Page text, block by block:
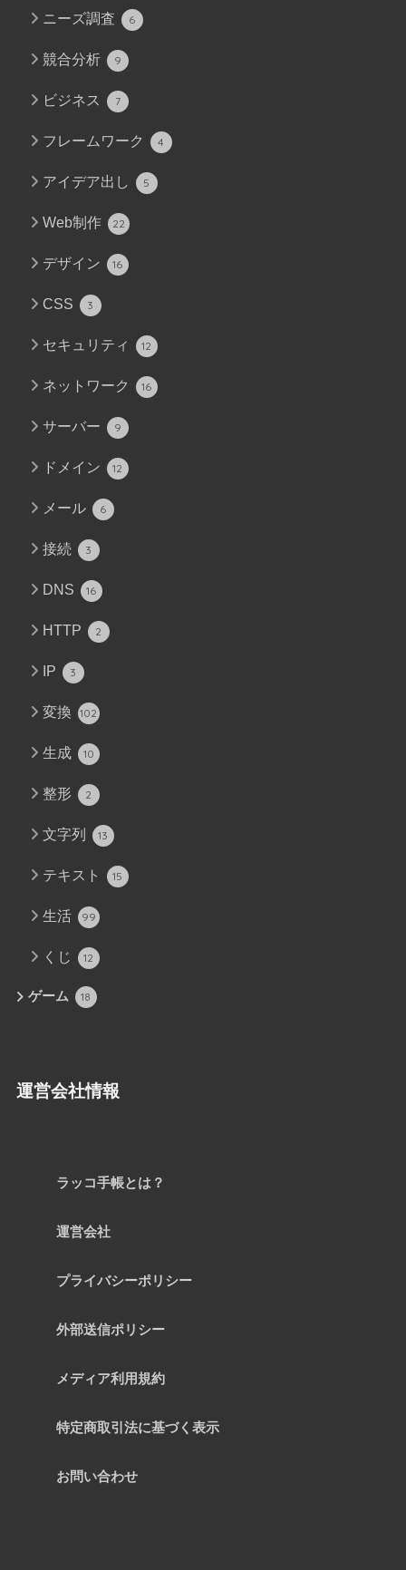
ニーズ調査 6
競合分析 9
ビジネス 7
フレームワーク 4
アイデア出し 5
Web制作 22
デザイン 16
CSS 3
セキュリティ 12
ネットワーク 16
サーバー 9
ドメイン 12
メール 6
接続 3
DNS 16
HTTP 2
IP 3
変換 102
生成 10
整形 2
文字列 13
テキスト 15
生活 99
くじ 12
ゲーム 18
運営会社情報
ラッコ手帳とは？
運営会社
プライバシーポリシー
外部送信ポリシー
メディア利用規約
特定商取引法に基づく表示
お問い合わせ